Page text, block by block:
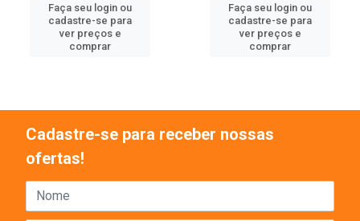
Faça seu login ou
cadastre-se para
ver preços e
comprar
Faça seu login ou
cadastre-se para
ver preços e
comprar
Cadastre-se para receber nossas
ofertas!